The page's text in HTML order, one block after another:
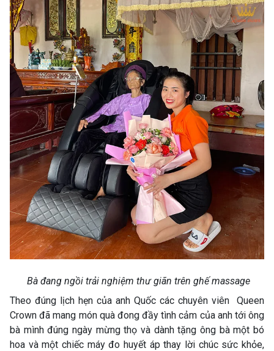
Bà đang ngồi trải nghiệm thư giãn trên ghế massage
Theo đúng lịch hẹn của anh Quốc các chuyên viên Queen
Crown đã mang món quà đong đầy tình cảm của anh tới ông
bà mình đúng ngày mừng thọ và dành tặng ông bà một bó
hoa và một chiếc máy đo huyết áp thay lời chúc sức khỏe,